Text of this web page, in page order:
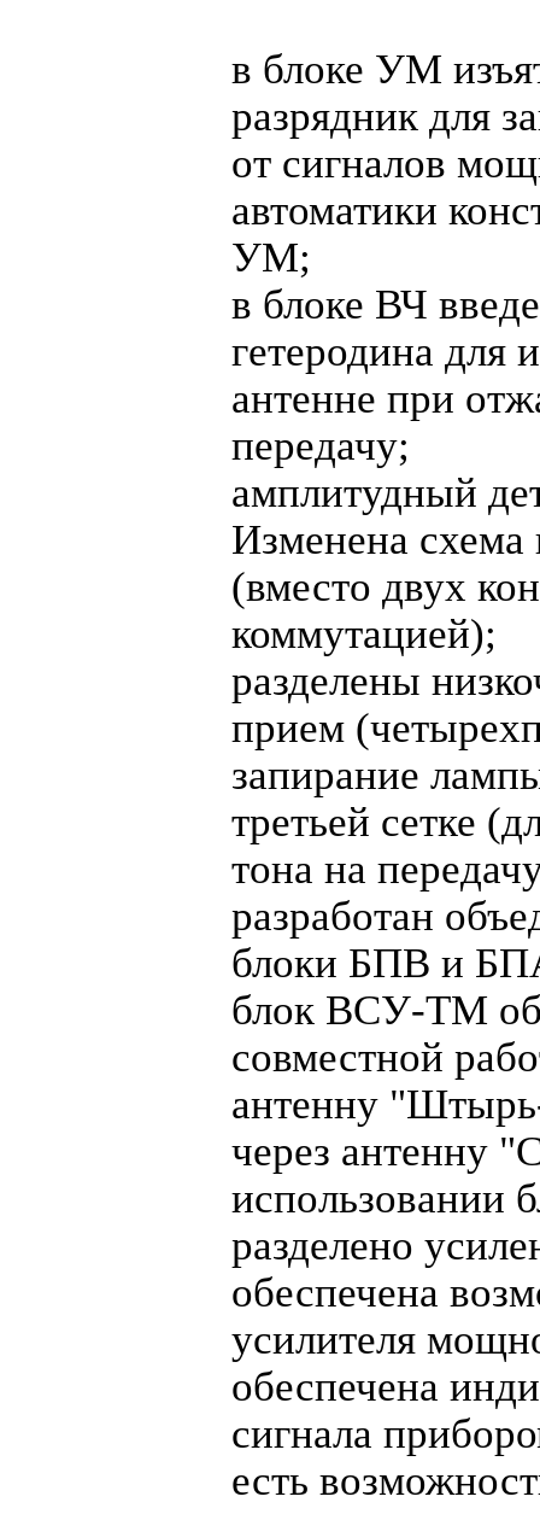
в блоке УМ
разрядник для
от сигналов
автоматики
УМ;
в блоке ВЧ
гетеродина для
антенне при
передачу;
амплитудный
Изменена схема
(вместо двух
коммутацией);
разделены
прием
запирание
третьей сетке
тона на
разработан
блоки БПВ и
блок ВСУ-ТМ
совместной
антенну
через антенну
использовании
разделено
обеспечена
усилителя
обеспечена
сигнала
есть